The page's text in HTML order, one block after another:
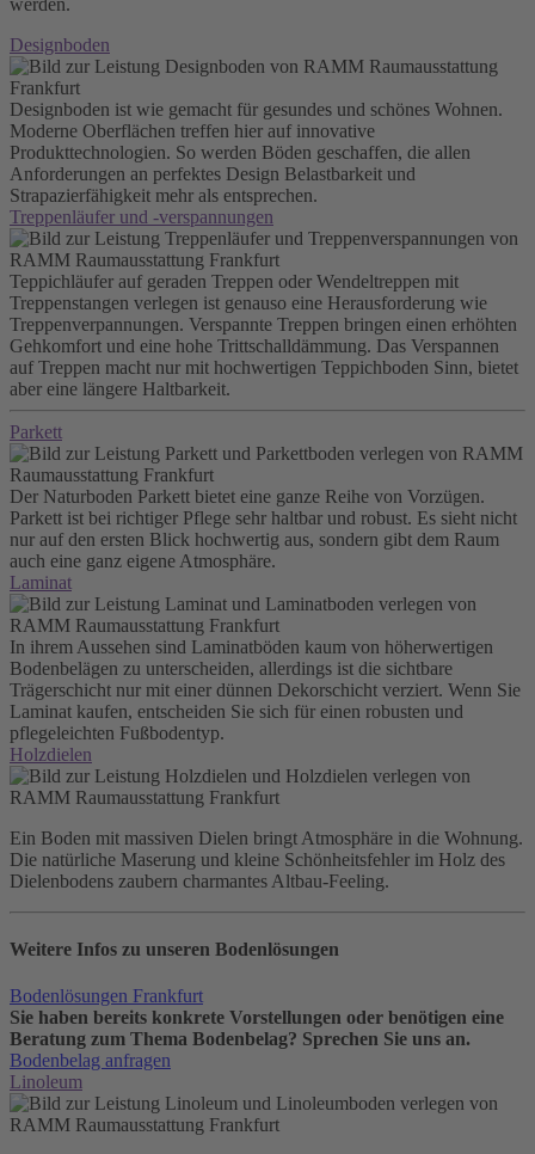
Designboden
Designboden ist wie gemacht für gesundes und schönes Wohnen.
Moderne Oberflächen treffen hier auf innovative
Produkttechnologien. So werden Böden geschaffen, die allen
Anforderungen an perfektes Design Belastbarkeit und
Strapazierfähigkeit mehr als entsprechen.
Treppenläufer und -verspannungen
Teppichläufer auf geraden Treppen oder Wendeltreppen mit
Treppenstangen verlegen ist genauso eine Herausforderung wie
Treppenverpannungen. Verspannte Treppen bringen einen erhöhten
Gehkomfort und eine hohe Trittschalldämmung. Das Verspannen
auf Treppen macht nur mit hochwertigen Teppichboden Sinn, bietet
aber eine längere Haltbarkeit.
Parkett
Der Naturboden Parkett bietet eine ganze Reihe von Vorzügen.
Parkett ist bei richtiger Pflege sehr haltbar und robust. Es sieht nicht
nur auf den ersten Blick hochwertig aus, sondern gibt dem Raum
auch eine ganz eigene Atmosphäre.
Laminat
In ihrem Aussehen sind Laminatböden kaum von höherwertigen
Bodenbelägen zu unterscheiden, allerdings ist die sichtbare
Trägerschicht nur mit einer dünnen Dekorschicht verziert. Wenn Sie
Laminat kaufen, entscheiden Sie sich für einen robusten und
pflegeleichten Fußbodentyp.
Holzdielen
Ein Boden mit massiven Dielen bringt Atmosphäre in die Wohnung.
Die natürliche Maserung und kle­ine Schönheitsfehler im Holz des
Dielenbodens zaubern charmantes Altbau-Feeling.
Weitere Infos zu unseren Bodenlösungen
Bodenlösungen Frankfurt
Sie haben bereits konkrete Vorstellungen oder benötigen eine
Beratung zum Thema Bodenbelag? Sprechen Sie uns an.
Bodenbelag anfragen
Linoleum